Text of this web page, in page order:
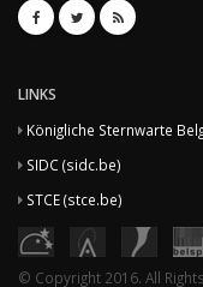
LINKS
Königliche Sternwarte
SIDC (sidc.be)
STCE (stce.be)
© Copyright 2016. All